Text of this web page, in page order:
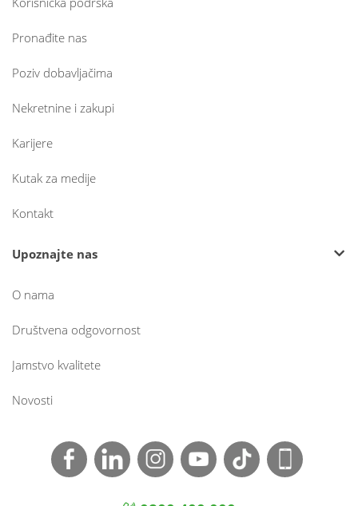
Pronađite nas
Poziv dobavljačima
Nekretnine i zakupi
Karijere
Kutak za medije
Kontakt
Upoznajte nas
O nama
Društvena odgovornost
Jamstvo kvalitete
Novosti